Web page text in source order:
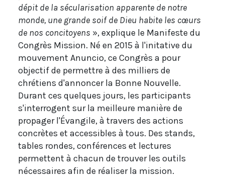
dépit de la sécularisation apparente de notre
monde, une grande soif de Dieu habite les cœurs
de nos concitoyens », explique le Manifeste du
Congrès Mission. Né en 2015 à l'initative du
mouvement Anuncio, ce Congrès a pour
objectif de permettre à des milliers de
chrétiens d'annoncer la Bonne Nouvelle.
Durant ces quelques jours, les participants
s'interrogent sur la meilleure manière de
propager l'Évangile, à travers des actions
concrètes et accessibles à tous. Des stands,
tables rondes, conférences et lectures
permettent à chacun de trouver les outils
nécessaires afin de réaliser la mission.